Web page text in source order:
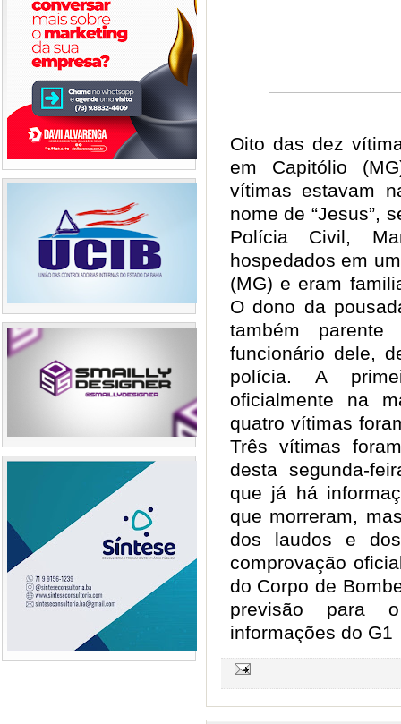
Oito das dez
em Capitólio
vítimas estavam
nome de “Jesus”,
Polícia Civil,
hospedados em
(MG) e eram
O dono da
também
funcionário dele,
polícia. A
oficialmente na
quatro vítimas
Três vítimas
desta segunda-
que já há
que morreram,
dos laudos e
comprovação
do Corpo de
previsão para
informações do G1